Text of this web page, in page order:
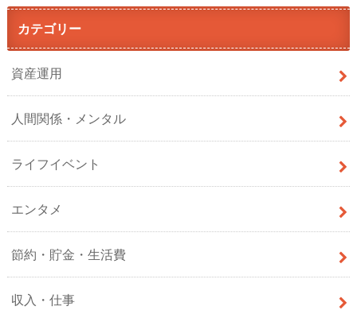
カテゴリー
資産運用
人間関係・メンタル
ライフイベント
エンタメ
節約・貯金・生活費
収入・仕事